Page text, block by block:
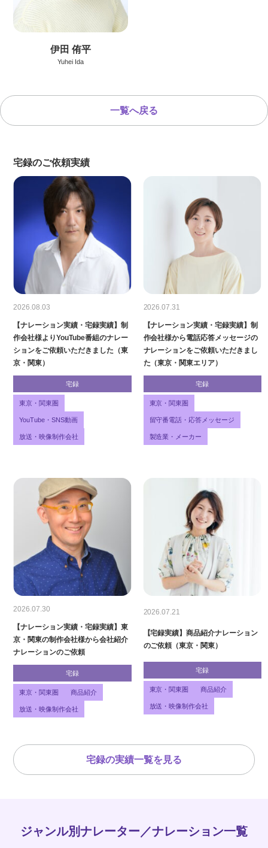
伊田 侑平
Yuhei Ida
一覧へ戻る
宅録のご依頼実績
2026.08.03
【ナレーション実績・宅録実績】制
作会社様よりYouTube番組のナレー
ションをご依頼いただきました（東
京・関東）
宅録
東京・関東圏
YouTube・SNS動画
放送・映像制作会社
2026.07.31
【ナレーション実績・宅録実績】制
作会社様から電話応答メッセージの
ナレーションをご依頼いただきまし
た（東京・関東エリア）
宅録
東京・関東圏
留守番電話・応答メッセージ
製造業・メーカー
2026.07.30
【ナレーション実績・宅録実績】東
京・関東の制作会社様から会社紹介
ナレーションのご依頼
宅録
東京・関東圏 商品紹介
放送・映像制作会社
2026.07.21
【宅録実績】商品紹介ナレーション
のご依頼（東京・関東）
宅録
東京・関東圏 商品紹介
放送・映像制作会社
宅録の実績一覧を見る
ジャンル別ナレーター／ナレーション一覧